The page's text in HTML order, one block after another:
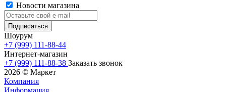
Новости магазина
Шоурум
+7 (999) 111-88-44
Интернет-магазин
+7 (999) 111-88-38 Заказать звонок
2026 © Маркет
Компания
Информация